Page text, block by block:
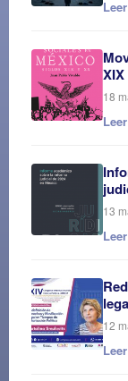
18
13
12